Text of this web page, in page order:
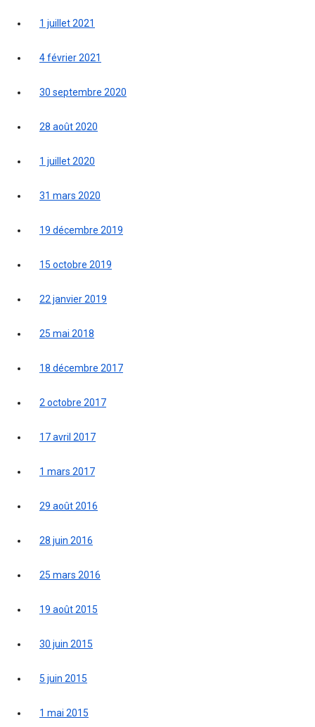
1 juillet 2021
4 février 2021
30 septembre 2020
28 août 2020
1 juillet 2020
31 mars 2020
19 décembre 2019
15 octobre 2019
22 janvier 2019
25 mai 2018
18 décembre 2017
2 octobre 2017
17 avril 2017
1 mars 2017
29 août 2016
28 juin 2016
25 mars 2016
19 août 2015
30 juin 2015
5 juin 2015
1 mai 2015